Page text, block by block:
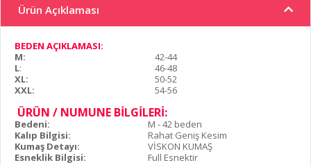
Ürün Açıklaması
BEDEN AÇIKLAMASI:
M:
42-44
L:
46-48
XL:
50-52
XXL:
54-56
ÜRÜN / NUMUNE BİLGİLERİ:
Bedeni:
M - 42 beden
Kalıp Bilgisi:
Rahat Geniş Kesim
Kumaş Detayı:
VİSKON KUMAŞ
Esneklik Bilgisi:
Full Esnektir